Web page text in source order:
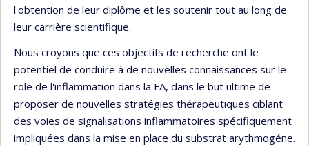
l'obtention de leur diplôme et les soutenir tout au long de
leur carrière scientifique.
Nous croyons que ces objectifs de recherche ont le
potentiel de conduire à de nouvelles connaissances sur le
role de l'inflammation dans la FA, dans le but ultime de
proposer de nouvelles stratégies thérapeutiques ciblant
des voies de signalisations inflammatoires spécifiquement
impliquées dans la mise en place du substrat arythmogéne.